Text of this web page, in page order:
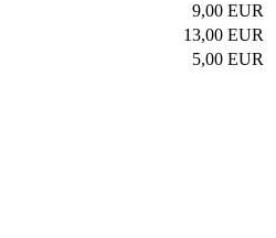
9,00 EUR
13,00 EUR
5,00 EUR